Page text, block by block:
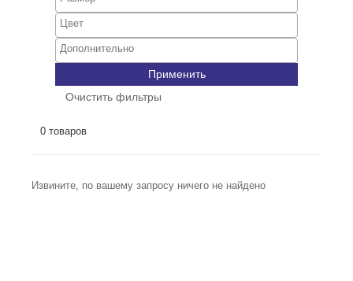
Применить
Очистить фильтры
0 товаров
Извините, по вашему запросу ничего не найдено